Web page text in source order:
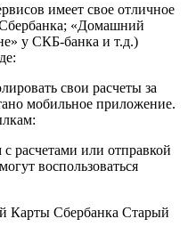
имеет свое отличное
«Домашний
у СКБ-банка и т.д.)
свои расчеты за
мобильное приложение.
расчетами или отправкой
воспользоваться